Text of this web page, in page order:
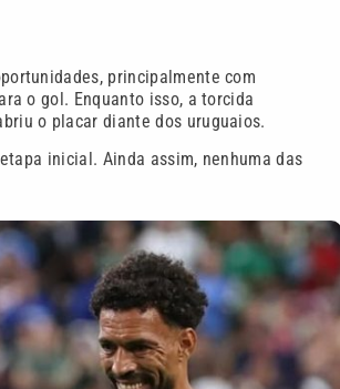
principalmente com
o gol. Enquanto isso, a torcida
o placar diante dos uruguaios.
inicial. Ainda assim, nenhuma das